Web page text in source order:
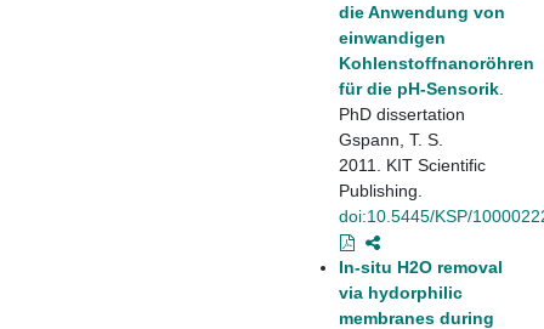
die Anwendung von
einwandigen
Kohlenstoffnanoröhren
für die pH-Sensorik
PhD dissertation
Gspann, T. S.
2011. KIT Scientific
Publishing.
doi:10.5445/KSP/
In-situ H2O removal
via hydorphilic
membranes during